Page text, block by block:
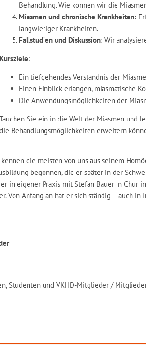
Behandlung. Wie können wir die
Miasmen und chronische Krankheiten:
langwieriger Krankheiten.
Fallstudien und Diskussion: Wir
Kursziele:
Ein tiefgehendes Verständnis der
Einen Einblick erlangen, miasmatische
Die Anwendungsmöglichkeiten der
Tauchen Sie ein in die Welt der Miasmen und
die Behandlungsmöglichkeiten erweitern
kennen die meisten von uns aus seinem
begonnen, die er später in der
in eigener Praxis mit Stefan Bauer in Chur
Von Anfang an hat er sich ständig – auch
Studenten und VKHD-Mitglieder /